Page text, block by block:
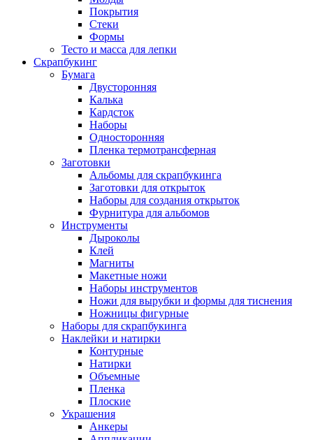
Покрытия
Стеки
Формы
Тесто и масса для лепки
Скрапбукинг
Бумага
Двусторонняя
Калька
Кардсток
Наборы
Односторонняя
Пленка термотрансферная
Заготовки
Альбомы для скрапбукинга
Заготовки для открыток
Наборы для создания открыток
Фурнитура для альбомов
Инструменты
Дыроколы
Клей
Магниты
Макетные ножи
Наборы инструментов
Ножи для вырубки и формы для тиснения
Ножницы фигурные
Наборы для скрапбукинга
Наклейки и натирки
Контурные
Натирки
Объемные
Пленка
Плоские
Украшения
Анкеры